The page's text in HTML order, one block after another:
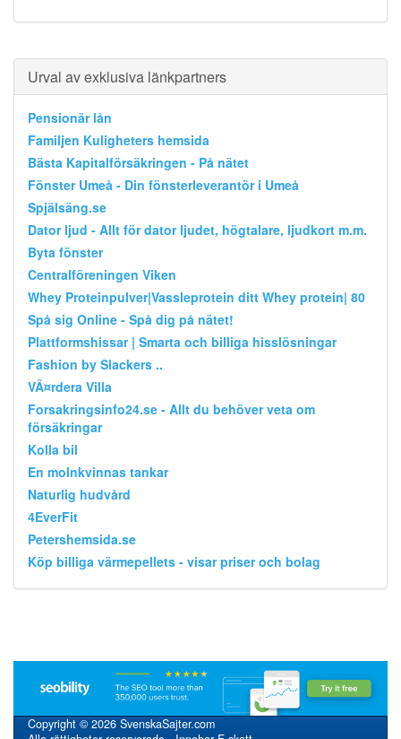
Urval av exklusiva länkpartners
Pensionär lån
Familjen Kuligheters hemsida
Bästa Kapitalförsäkringen - På nätet
Fönster Umeå - Din fönsterleverantör i Umeå
Spjälsäng.se
Dator ljud - Allt för dator ljudet, högtalare, ljudkort m.m.
Byta fönster
Centralföreningen Viken
Whey Proteinpulver|Vassleprotein ditt Whey protein| 80
Spå sig Online - Spå dig på nätet!
Plattformshissar | Smarta och billiga hisslösningar
Fashion by Slackers ..
VÃ¤rdera Villa
Forsakringsinfo24.se - Allt du behöver veta om
försäkringar
Kolla bil
En molnkvinnas tankar
Naturlig hudvård
4EverFit
Petershemsida.se
Köp billiga värmepellets - visar priser och bolag
Copyright © 2026 SvenskaSajter.com